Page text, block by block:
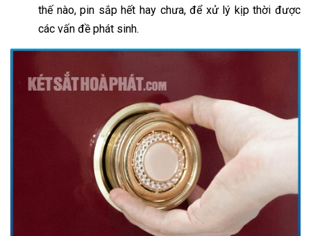
thế nào, pin sắp hết hay chưa, để xử lý kịp thời được
các vấn đề phát sinh.